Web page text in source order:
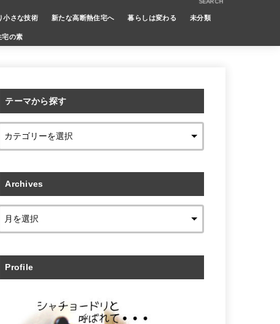
小さな技術 新たな高断熱住宅へ 暮らしは変わる 未分類
宅の素
SEARCH
テーマから探す
Archives
Profile